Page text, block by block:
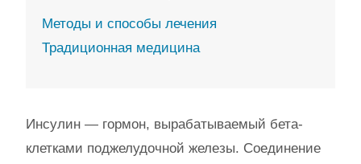
Методы и способы лечения
Традиционная медицина
Инсулин — гормон, вырабатываемый бета-
клетками поджелудочной железы. Соединение